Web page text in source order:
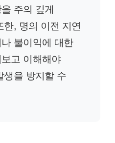
주의 깊게
한, 명의 이전 지연
불이익에 대한
고 이해해야
생을 방지할 수